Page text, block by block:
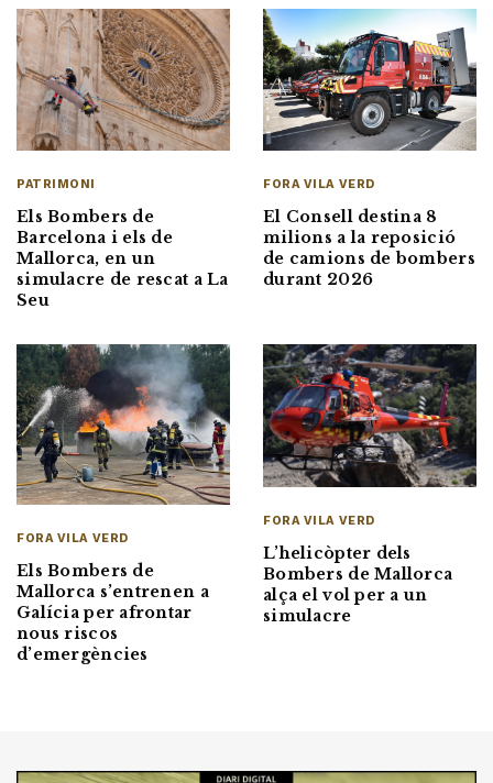
PATRIMONI
Els Bombers de
Barcelona i els de
Mallorca, en un
simulacre de rescat a La
Seu
FORA VILA VERD
El Consell destina 8
milions a la reposició
de camions de bombers
durant 2026
FORA VILA VERD
Els Bombers de
Mallorca s’entrenen a
Galícia per afrontar
nous riscos
d’emergències
FORA VILA VERD
L’helicòpter dels
Bombers de Mallorca
alça el vol per a un
simulacre